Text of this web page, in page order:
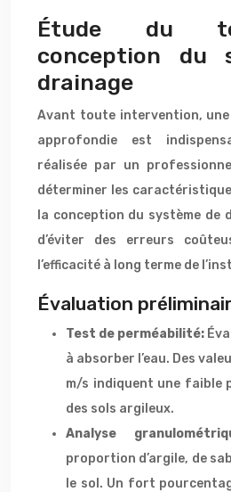
Étude du
conception du
drainage
Avant toute intervention,
approfondie est
réalisée par un
déterminer les
la conception du système de
d’éviter des erreurs
l’efficacité à long terme de
Évaluation
Test de perméabilité:
à absorber l’eau. Des
m/s indiquent une faible
des sols argileux.
Analyse
proportion d’argile, de
le sol. Un fort